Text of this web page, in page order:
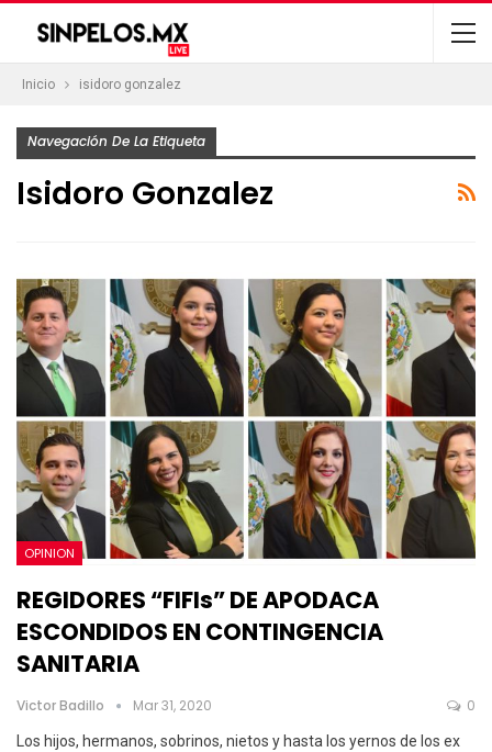
Inicio isidoro gonzalez
Navegación De La Etiqueta
Isidoro Gonzalez
OPINION
REGIDORES “FIFIs” DE APODACA
ESCONDIDOS EN CONTINGENCIA
SANITARIA
Victor Badillo Mar 31, 2020 0
Los hijos, hermanos, sobrinos, nietos y hasta los yernos de los ex